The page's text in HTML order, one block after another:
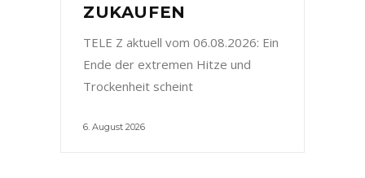
ZUKAUFEN
TELE Z aktuell vom 06.08.2026: Ein
Ende der extremen Hitze und
Trockenheit scheint
6. August 2026